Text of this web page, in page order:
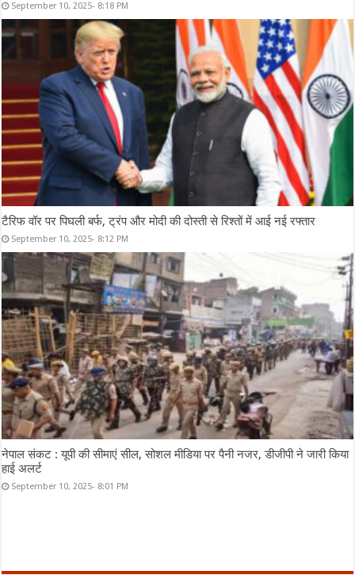
September 10, 2025- 8:18 PM
टैरिफ वॉर पर पिघली बर्फ, ट्रंप और मोदी की दोस्ती से रिश्तों में आई नई रफ्तार
September 10, 2025- 8:12 PM
नेपाल संकट : यूपी की सीमाएं सील, सोशल मीडिया पर पैनी नजर, डीजीपी ने जारी किया
हाई अलर्ट
September 10, 2025- 8:01 PM